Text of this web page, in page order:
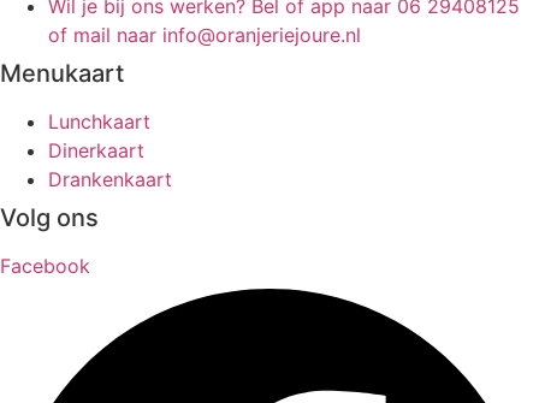
Wil je bij ons werken? Bel of app naar 06 29408125
of mail naar info@oranjeriejoure.nl
Menukaart
Lunchkaart
Dinerkaart
Drankenkaart
Volg ons
Facebook